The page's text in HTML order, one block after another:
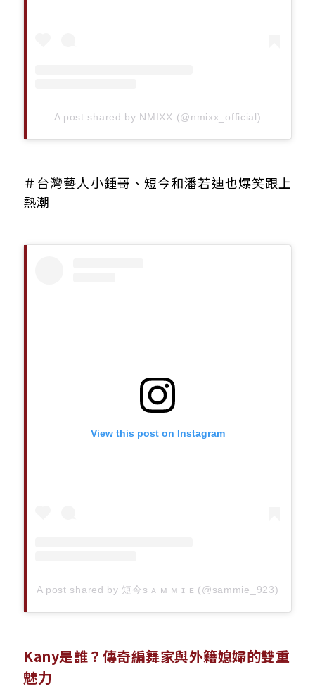
A post shared by NMIXX (@nmixx_official)
＃台灣藝人小鍾哥、短今和潘若迪也爆笑跟上
熱潮
View this post on Instagram
A post shared by 短今s ᴀ ᴍ ᴍ ɪ ᴇ (@sammie_923)
Kany是誰？傳奇編舞家與外籍媳婦的雙重
魅力